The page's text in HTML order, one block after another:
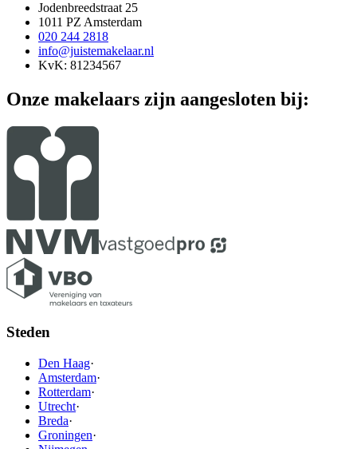
Jodenbreedstraat 25
1011 PZ Amsterdam
020 244 2818
info@juistemakelaar.nl
KvK: 81234567
Onze makelaars zijn aangesloten bij:
Steden
Den Haag·
Amsterdam·
Rotterdam·
Utrecht·
Breda·
Groningen·